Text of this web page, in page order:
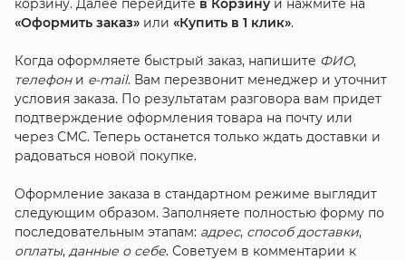
корзину. Далее перейдите в Корзинуи нажмите на
«Оформить заказ»или «Купить в 1 клик».
Когда оформляете быстрый заказ, напишите ФИО,
телефони e-mail. Вам перезвонит менеджер и уточнит
условия заказа. По результатам разговора вам придет
подтверждение оформления товара на почту или
через СМС. Теперь останется только ждать доставки и
радоваться новой покупке.
Оформление заказа в стандартном режиме выглядит
следующим образом. Заполняете полностью форму по
последовательным этапам: адрес, способ доставки,
оплаты, данные о себе. Советуем в комментарии к